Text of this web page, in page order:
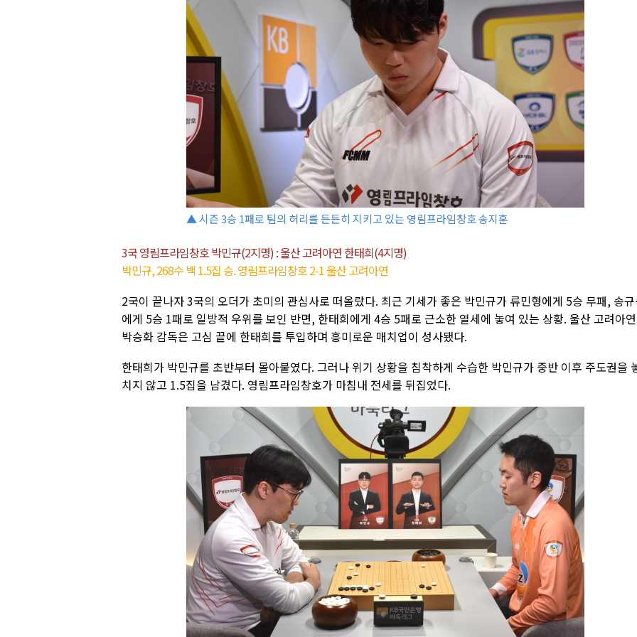
▲ 시즌 3승 1패로 팀의 허리를 든든히 지키고 있는 영림프라임창호 송지훈
3국 영림프라임창호 박민규(2지명) : 울산 고려아연 한태희(4지명)
박민규, 268수 백 1.5집 승. 영림프라임창호 2-1 울산 고려아연
2국이 끝나자 3국의 오더가 초미의 관심사로 떠올랐다. 최근 기세가 좋은 박민규가 류민형에게 5승 무패, 송
에게 5승 1패로 일방적 우위를 보인 반면, 한태희에게 4승 5패로 근소한 열세에 놓여 있는 상황. 울산 고려아연
박승화 감독은 고심 끝에 한태희를 투입하며 흥미로운 매치업이 성사됐다.
한태희가 박민규를 초반부터 몰아붙였다. 그러나 위기 상황을 침착하게 수습한 박민규가 중반 이후 주도권을
치지 않고 1.5집을 남겼다. 영림프라임창호가 마침내 전세를 뒤집었다.